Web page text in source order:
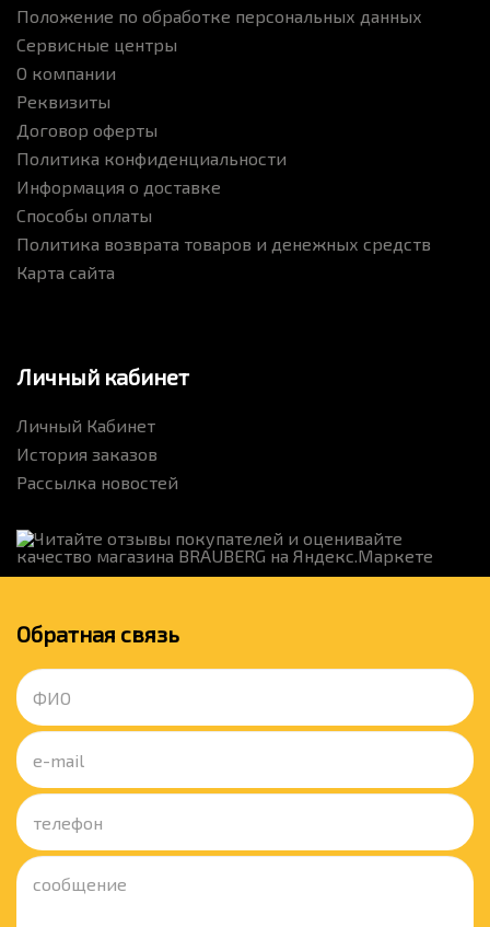
Положение по обработке персональных данных
Сервисные центры
О компании
Реквизиты
Договор оферты
Политика конфиденциальности
Информация о доставке
Способы оплаты
Политика возврата товаров и денежных средств
Карта сайта
Личный кабинет
Личный Кабинет
История заказов
Рассылка новостей
Обратная связь